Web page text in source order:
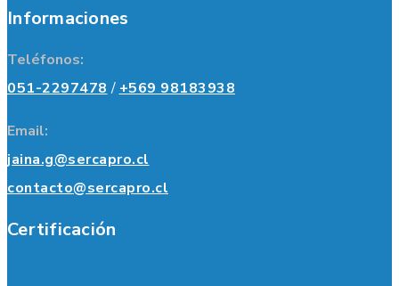
Informaciones
Teléfonos:
051-2297478 / +569 98183938
Email:
jaina.g@sercapro.cl
contacto@sercapro.cl
Certificación